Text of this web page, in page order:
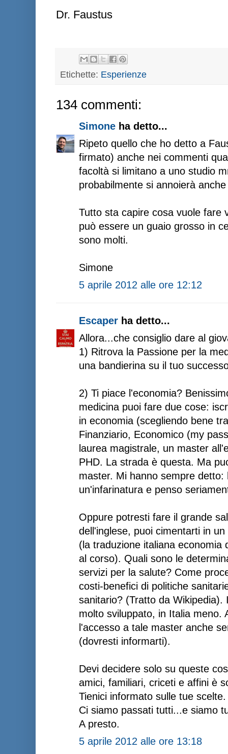
Dr. Faustus
Etichette: Esperienze
134 commenti:
Simone ha detto...
Ripeto quello che ho detto a
firmato) anche nei commenti
facoltà si limitano a uno studio
probabilmente si annoierà
Tutto sta capire cosa vuole fare
può essere un guaio grosso in
sono molti.
Simone
5 aprile 2012 alle ore 12:12
Escaper ha detto...
Allora...che consiglio dare al
1) Ritrova la Passione per la
una bandierina su il tuo
2) Ti piace l'economia?
medicina puoi fare due cose:
in economia (scegliendo bene
Finanziario, Economico (my
laurea magistrale, un master
PHD. La strada è questa. Ma
master. Mi hanno sempre
un'infarinatura e penso
Oppure potresti fare il grande
dell'inglese, puoi cimentarti in
(la traduzione italiana economia
al corso). Quali sono le
servizi per la salute? Come
costi-benefici di politiche
sanitario? (Tratto da
molto sviluppato, in Italia meno.
l'accesso a tale master anche
(dovresti informarti).
Devi decidere solo su queste
amici, familiari, criceti e affini è
Tienici informato sulle tue scelte.
Ci siamo passati tutti...e siamo
A presto.
5 aprile 2012 alle ore 13:18